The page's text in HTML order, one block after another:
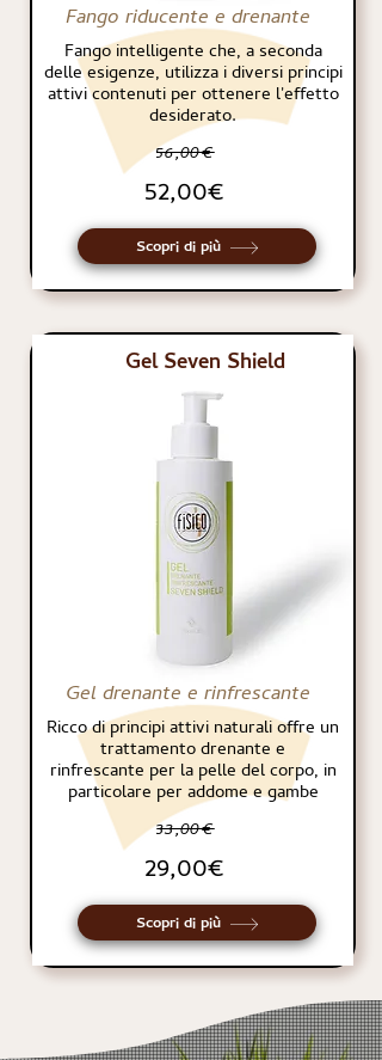
Fango riducente e drenante
Fango intelligente che, a seconda
delle esigenze, utilizza i diversi principi
attivi contenuti per ottenere l'effetto
desiderato.
56,00€
52,00€
Scopri di più
Gel Seven Shield
Gel drenante e rinfrescante
Ricco di principi attivi naturali offre un
trattamento drenante e
rinfrescante per la pelle del corpo, in
particolare per addome e gambe
33,00€
29,00€
Scopri di più